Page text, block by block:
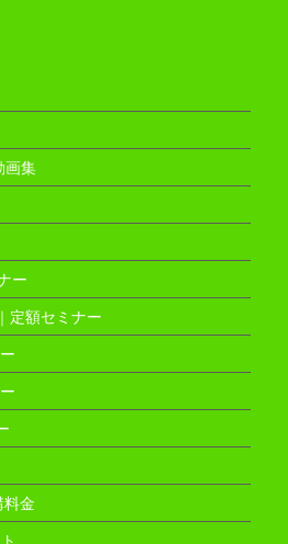
画集
ー
定額セミナー
金